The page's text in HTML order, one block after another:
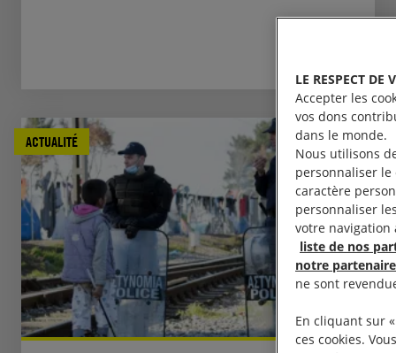
ACTUALITÉ
LE RESPECT DE
Accepter les
vos dons
dans le monde.
Nous utilisons
personnaliser le
caractère
personnaliser
votre navigation
liste de nos
notre
ne sont
En cliquant sur
ces cookies.